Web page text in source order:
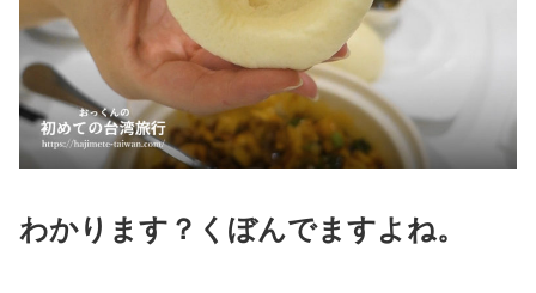
わかります？くぼんでますよね。